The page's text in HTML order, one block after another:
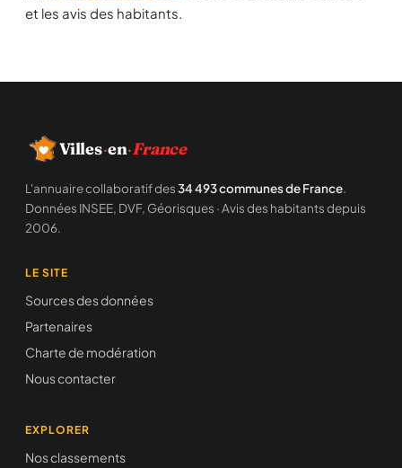
et les avis des habitants.
Villes·en·France
L'annuaire collaboratif des34 493 communes de France.
Données INSEE, DVF, Géorisques · Avis des habitants depuis
2006.
LE SITE
Sources des données
Partenaires
Charte de modération
Nous contacter
EXPLORER
Nos classements